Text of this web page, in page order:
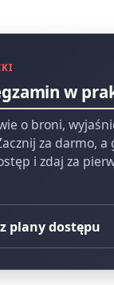
w
o broni,
za darmo, a
i zdaj za
plany dostępu